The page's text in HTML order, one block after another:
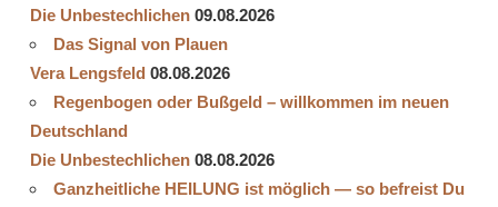
Die Unbestechlichen 09.08.2026
Das Signal von Plauen
Vera Lengsfeld 08.08.2026
Regenbogen oder Bußgeld – willkommen im neuen
Deutschland
Die Unbestechlichen 08.08.2026
Ganzheitliche HEILUNG ist möglich — so befreist Du